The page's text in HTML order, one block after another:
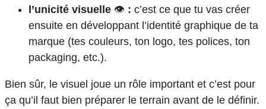
l’unicité visuelle 👁️ : c’est ce que tu vas créer
ensuite en développant l’identité graphique de ta
marque (tes couleurs, ton logo, tes polices, ton
packaging, etc.).
Bien sûr, le visuel joue un rôle important et c’est pour
ça qu’il faut bien préparer le terrain avant de le définir.